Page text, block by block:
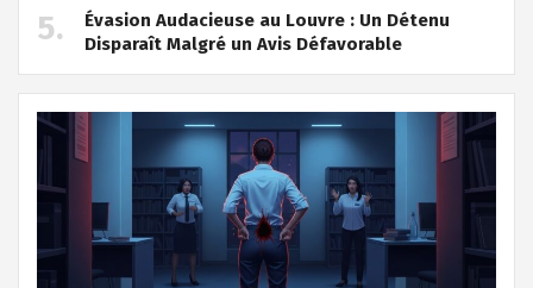
Évasion Audacieuse au Louvre : Un Détenu
Disparaît Malgré un Avis Défavorable